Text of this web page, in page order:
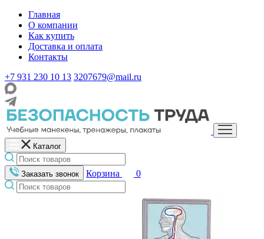
Главная
О компании
Как купить
Доставка и оплата
Контакты
+7 931 230 10 13 3207679@mail.ru
Каталог
Заказать звонок Корзина 0